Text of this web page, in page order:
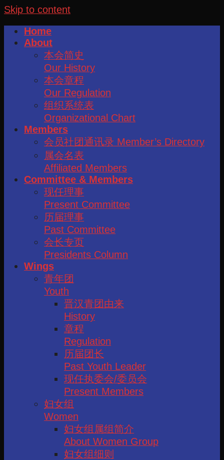
Skip to content
Home
About
本会简史
Our History
本会章程
Our Regulation
组织系统表
Organizational Chart
Members
会员社团通讯录 Member’s Directory
属会名表
Affiliated Members
Committee & Members
现任理事
Present Committee
历届理事
Past Committee
会长专页
Presidents Column
Wings
青年团
Youth
晋汉青团由来
History
章程
Regulation
历届团长
Past Youth Leader
现任执委会/委员会
Present Members
妇女组
Women
妇女组属组简介
About Women Group
妇女组细则